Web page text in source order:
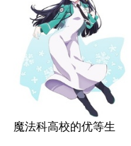
魔法科高校的优等生